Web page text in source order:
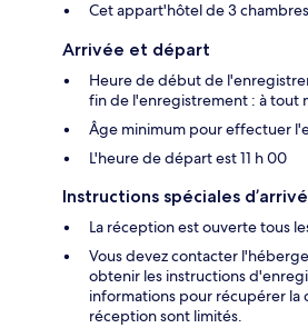
Cet appart'hôtel de 3 chambres
Arrivée et départ
Heure de début de
fin de l'enregistrement : à tout
Âge minimum pour effectuer
L'heure de départ est 11 h 00
Instructions spéciales
La réception est ouverte tous
Vous devez contacter
obtenir les instructions
informations pour récupérer la
réception sont limités.